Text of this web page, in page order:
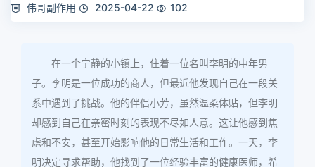
伟哥副作用 2025-04-22 102
在一个宁静的小镇上，住着一位名叫李明的中年男
子。李明是一位成功的商人，但最近他发现自己在一段关
系中遇到了挑战。他的伴侣小芳，虽然温柔体贴，但李明
却感到自己在亲密时刻的表现不尽如人意。这让他感到焦
虑和不安，甚至开始影响他的日常生活和工作。一天，李
明决定寻求帮助，他找到了一位经验丰富的健康医师，希